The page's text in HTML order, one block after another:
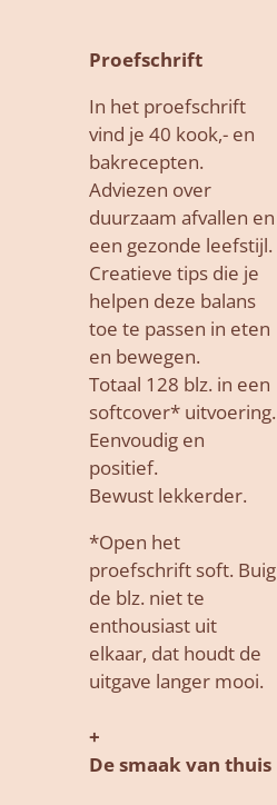
Proefschrift
In het proefschrift
vind je 40 kook,- en
bakrecepten.
Adviezen over
duurzaam afvallen en
een gezonde leefstijl.
Creatieve tips die je
helpen deze balans
toe te passen in eten
en bewegen.
Totaal 128 blz. in een
softcover* uitvoering.
Eenvoudig en
positief.
Bewust lekkerder.
*Open het
proefschrift soft. Buig
de blz. niet te
enthousiast uit
elkaar, dat houdt de
uitgave langer mooi.
+
De smaak van thuis